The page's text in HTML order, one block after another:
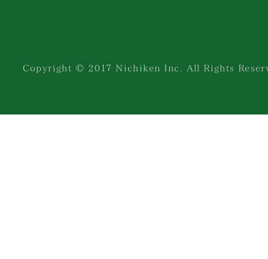
Copyright © 201７ Nichiken Inc. All Rights